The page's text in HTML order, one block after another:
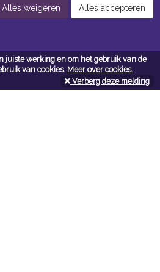
juiste werking en om het gebruik van de
van cookies. Meer over cookies.
Verberg deze melding
Alles weigeren Alles accepteren